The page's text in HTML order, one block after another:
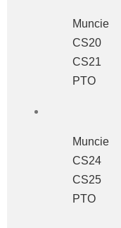
Muncie
CS20
CS21
PTO
Muncie
CS24
CS25
PTO